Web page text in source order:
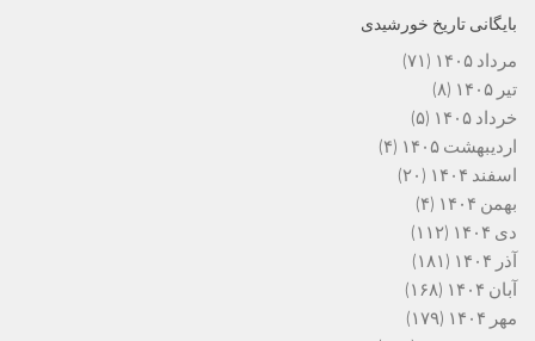
بایگانی تاریخ خورشیدی
مرداد ۱۴۰۵
(۷۱)
تیر ۱۴۰۵
(۸)
خرداد ۱۴۰۵
(۵)
اردیبهشت ۱۴۰۵
(۴)
اسفند ۱۴۰۴
(۲۰)
بهمن ۱۴۰۴
(۴)
دی ۱۴۰۴
(۱۱۲)
آذر ۱۴۰۴
(۱۸۱)
آبان ۱۴۰۴
(۱۶۸)
مهر ۱۴۰۴
(۱۷۹)